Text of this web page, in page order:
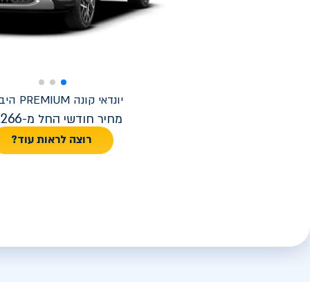
יונדאי קונה PREMIUM היברידי
מחיר חודשי החל מ-
רוצה לראות עוד?